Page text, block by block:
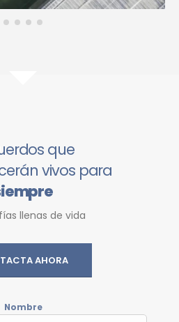
que
vivos para
llenas de vida
AHORA
Nombre